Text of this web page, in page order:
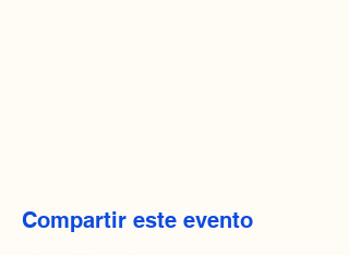
Compartir este evento